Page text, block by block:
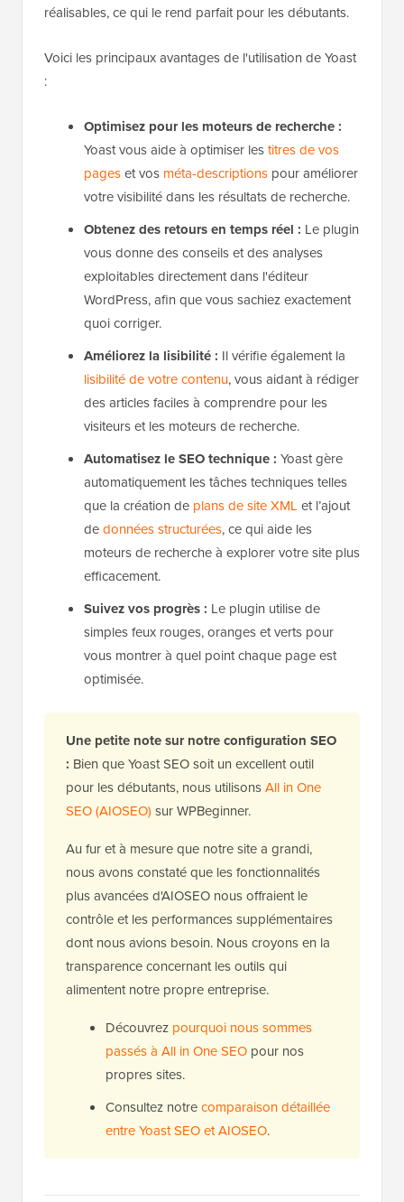
réalisables, ce qui le rend parfait pour les débutants.
Voici les principaux avantages de l'utilisation de Yoast
:
Optimisez pour les moteurs de recherche :
Yoast vous aide à optimiser lestitres de vos
pageset vos méta-descriptions pour améliorer
votre visibilité dans les résultats de recherche.
Obtenez des retours en temps réel : Le plugin
vous donne des conseils et des analyses
exploitables directement dans l'éditeur
WordPress, afin que vous sachiez exactement
quoi corriger.
Améliorez la lisibilité : Il vérifie également la
lisibilité de votre contenu, vous aidant à rédiger
des articles faciles à comprendre pour les
visiteurs et les moteurs de recherche.
Automatisez le SEO technique : Yoast gère
automatiquement les tâches techniques telles
que la création de plans de site XML et l’ajout
dedonnées structurées, ce qui aide les
moteurs de recherche à explorer votre site plus
efficacement.
Suivez vos progrès : Le plugin utilise de
simples feux rouges, oranges et verts pour
vous montrer à quel point chaque page est
optimisée.
Une petite note sur notre configuration SEO
: Bien que Yoast SEO soit un excellent outil
pour les débutants, nous utilisonsAll in One
SEO (AIOSEO) sur WPBeginner.
Au fur et à mesure que notre site a grandi,
nous avons constaté que les fonctionnalités
plus avancées d'AIOSEO nous offraient le
contrôle et les performances supplémentaires
dont nous avions besoin. Nous croyons en la
transparence concernant les outils qui
alimentent notre propre entreprise.
Découvrez pourquoi nous sommes
passés à All in One SEO pour nos
propres sites.
Consultez notrecomparaison détaillée
entre Yoast SEO et AIOSEO.